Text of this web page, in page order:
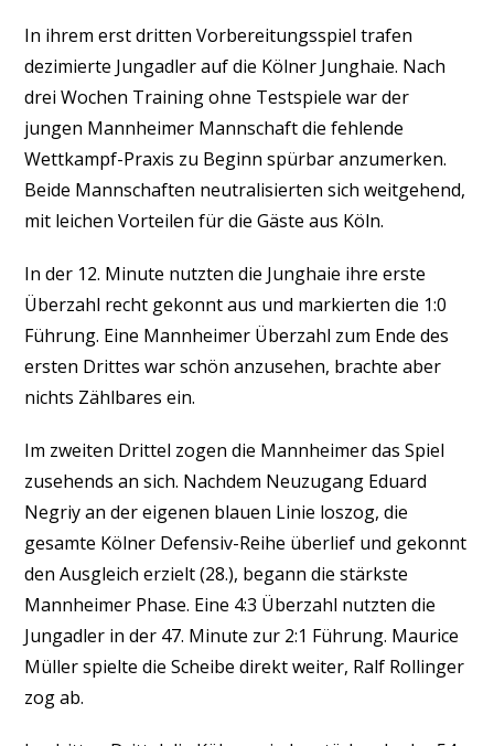
In ihrem erst dritten Vorbereitungsspiel trafen
dezimierte Jungadler auf die Kölner Junghaie. Nach
drei Wochen Training ohne Testspiele war der
jungen Mannheimer Mannschaft die fehlende
Wettkampf-Praxis zu Beginn spürbar anzumerken.
Beide Mannschaften neutralisierten sich weitgehend,
mit leichen Vorteilen für die Gäste aus Köln.
In der 12. Minute nutzten die Junghaie ihre erste
Überzahl recht gekonnt aus und markierten die 1:0
Führung. Eine Mannheimer Überzahl zum Ende des
ersten Drittes war schön anzusehen, brachte aber
nichts Zählbares ein.
Im zweiten Drittel zogen die Mannheimer das Spiel
zusehends an sich. Nachdem Neuzugang Eduard
Negriy an der eigenen blauen Linie loszog, die
gesamte Kölner Defensiv-Reihe überlief und gekonnt
den Ausgleich erzielt (28.), begann die stärkste
Mannheimer Phase. Eine 4:3 Überzahl nutzten die
Jungadler in der 47. Minute zur 2:1 Führung. Maurice
Müller spielte die Scheibe direkt weiter, Ralf Rollinger
zog ab.